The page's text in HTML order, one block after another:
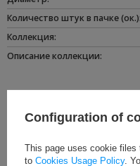
Количество штук в пачке (ок.)
Коллекция:
Oписание коллекции:
Configuration of
This page uses cookie
to Cookies Usage Policy.